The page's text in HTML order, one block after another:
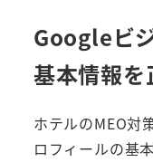
Googleビ
基本情報を
ホテルのMEO対
ロフィールの基